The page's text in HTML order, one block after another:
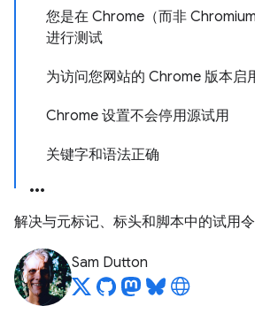
您是在 Chrome（而非
进行测试
为访问您网站的 Chrome 版本启
Chrome 设置不会停用源试用
关键字和语法正确
解决与元标记、标头和脚本中的试用令
Sam Dutton